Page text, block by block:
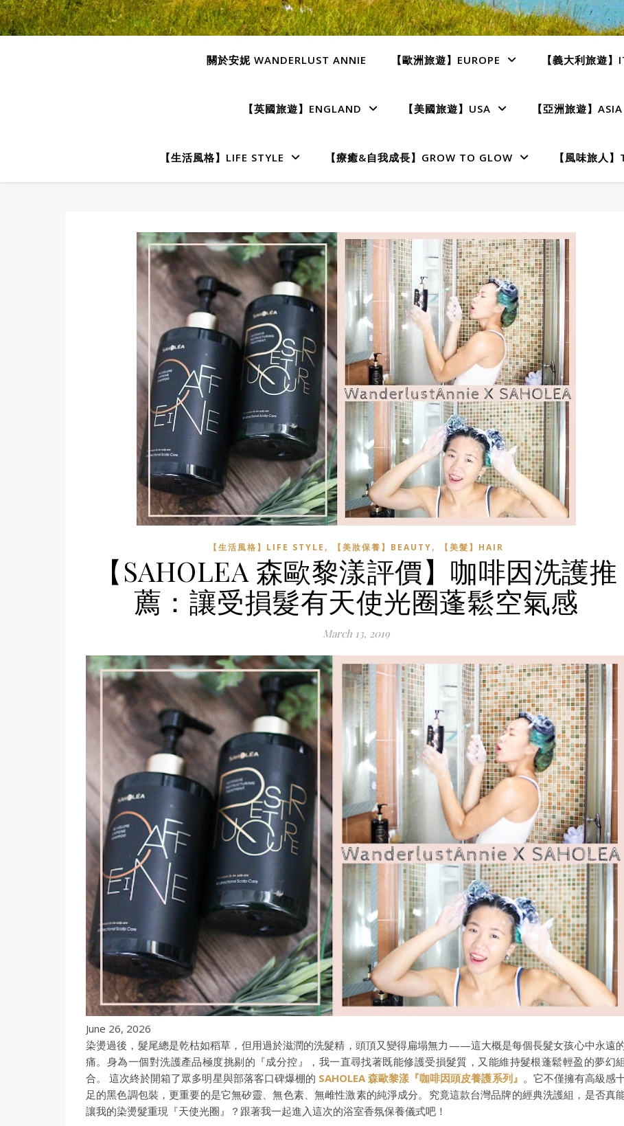
關於安妮 WANDERLUST ANNIE 【歐洲旅遊】EUROPE 【義大利旅遊】
【英國旅遊】ENGLAND 【美國旅遊】USA 【亞洲旅遊】ASIA
【生活風格】LIFE STYLE 【療癒&自我成長】GROW TO GLOW 【風味旅人
【生活風格】LIFE STYLE , 【美妝保養】BEAUTY, 【美髮】HAIR
【SAHOLEA 森歐黎漾評價】咖啡因洗護推
薦：讓受損髮有天使光圈蓬鬆空氣感
March 13, 2019
June 26, 2026
染燙過後，髮尾總是乾枯如稻草，但用過於滋潤的洗髮精，頭頂又變得扁塌無力——這大概是每個長髮女孩心中永遠
痛。身為一個對洗護產品極度挑剔的『成分控』，我一直尋找著既能修護受損髮質，又能維持髮根蓬鬆輕盈的夢幻組
合。 這次終於開箱了眾多明星與部落客口碑爆棚的 SAHOLEA 森歐黎漾『咖啡因頭皮養護系列』 。它不僅擁有高級感
足的黑色調包裝，更重要的是它無矽靈、無色素、無雌性激素的純淨成分。究竟這款台灣品牌的經典洗護組，是否真
讓我的染燙髮重現『天使光圈』？跟著我一起進入這次的浴室香氛保養儀式吧！